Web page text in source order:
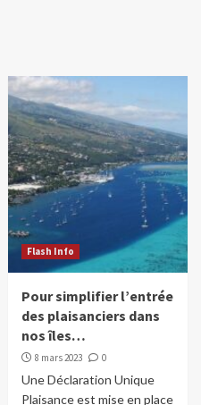
Flash Info
Pour simplifier l’entrée
des plaisanciers dans
nos îles…
8 mars 2023 0
Une Déclaration Unique
Plaisance est mise en place